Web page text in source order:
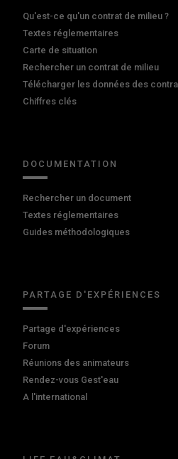
Qu'est-ce qu'un contrat de milieu ?
Textes réglementaires
Carte de situation
Rechercher un contrat de milieu
Télécharger les données des
Chiffres clés
DOCUMENTATION
Rechercher un document
Textes réglementaires
Guides méthodologiques
PARTAGE D'EXPÉRIENCES
Partage d'expériences
Forum
Réunions des animateurs
Rendez-vous Gest'eau
A l'international